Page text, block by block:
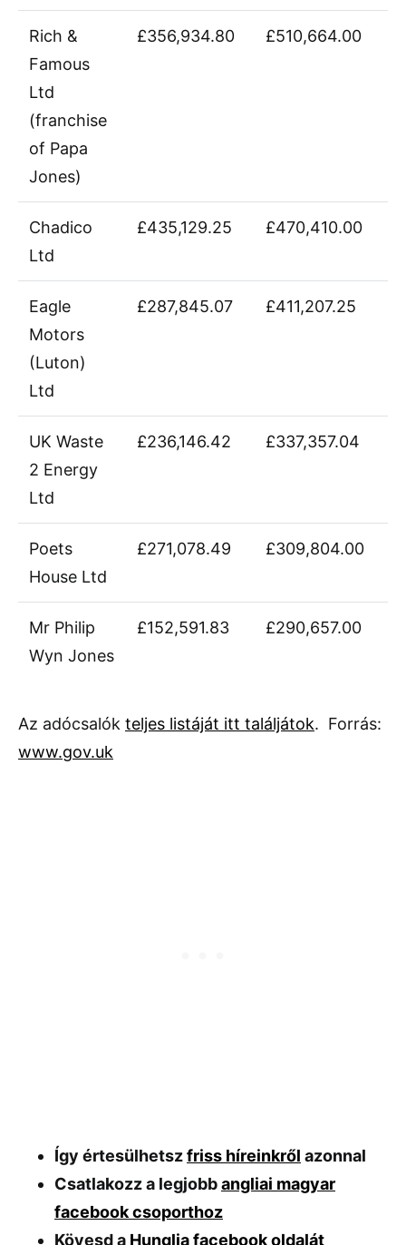
Rich &
Famous
Ltd
(franchise
of Papa
Jones)
£356,934.80 £510,664.00
Chadico
Ltd
£435,129.25 £470,410.00
Eagle
Motors
(Luton)
Ltd
£287,845.07 £411,207.25
UK Waste
2 Energy
Ltd
£236,146.42 £337,357.04
Poets
House Ltd
£271,078.49 £309,804.00
Mr Philip
Wyn Jones
£152,591.83 £290,657.00
Az adócsalók teljes listáját itt találjátok. Forrás:
www.gov.uk
Így értesülhetszfriss híreinkről azonnal
Csatlakozz a legjobbangliai magyar
facebook csoporthoz
Kövesd a Hunglia facebook oldalát